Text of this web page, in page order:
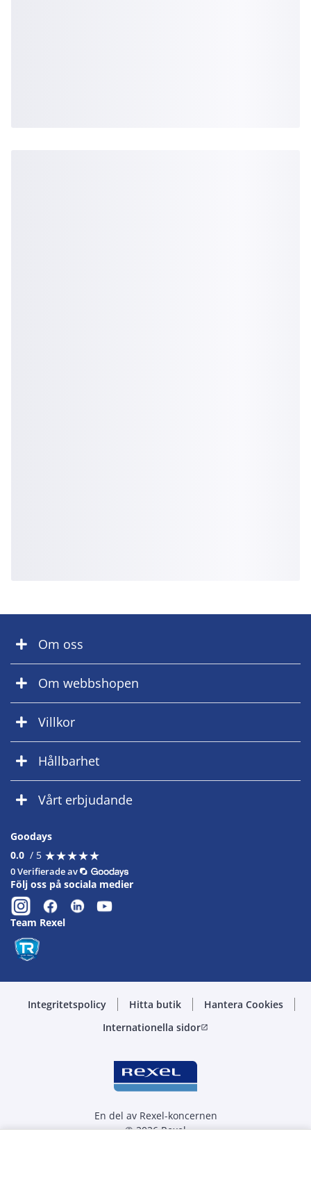
Om oss
Om webbshopen
Villkor
Hållbarhet
Vårt erbjudande
Goodays
0.0 / 5 ★★★★★
★★★★★
0 Verifierade av
Följ oss på sociala medier
Team Rexel
Integritetspolicy Hitta butik
Hantera Cookies
Internationella sidoropen_in_new
En del av Rexel-koncernen
© 2026 Rexel